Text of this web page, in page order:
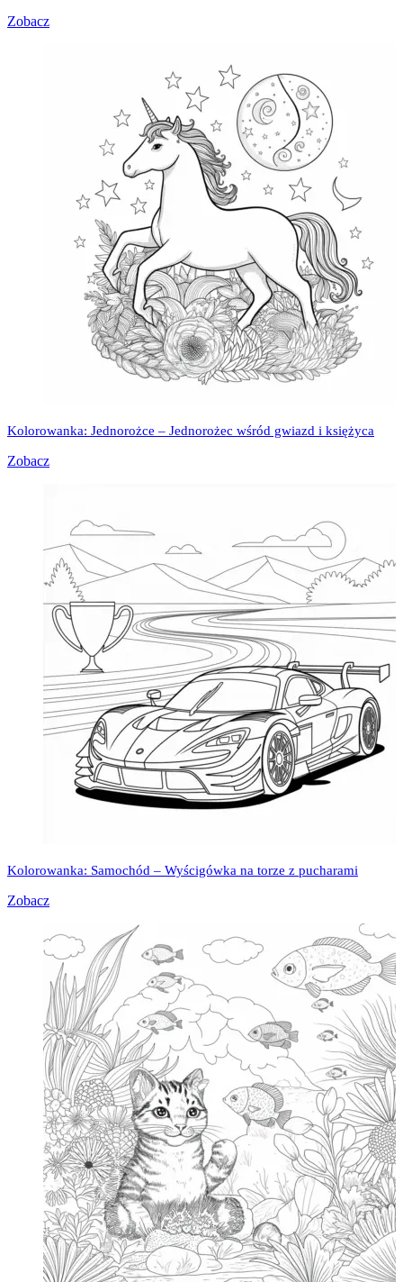
Zobacz
Kolorowanka: Jednorożce – Jednorożec wśród gwiazd i księżyca
Zobacz
Kolorowanka: Samochód – Wyścigówka na torze z pucharami
Zobacz